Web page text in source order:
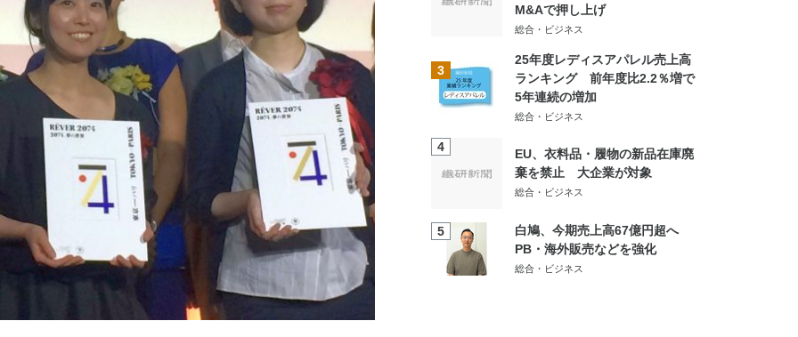
M&Aで押し上げ
総合・ビジネス
3
25年度レディスアパレル売上高
ランキング 前年度比2.2％増で
5年連続の増加
総合・ビジネス
4
EU、衣料品・履物の新品在庫廃
棄を禁止 大企業が対象
総合・ビジネス
5
白鳩、今期売上高67億円超へ
PB・海外販売などを強化
総合・ビジネス